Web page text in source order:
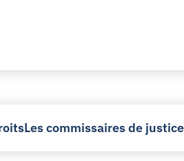
Les commissaires de